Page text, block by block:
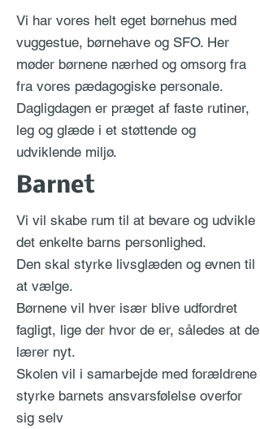
Vi har vores helt eget børnehus med
vuggestue, børnehave og SFO. Her
møder børnene nærhed og omsorg fra
fra vores pædagogiske personale.
Dagligdagen er præget af faste rutiner,
leg og glæde i et støttende og
udviklende miljø.
Barnet
Vi vil skabe rum til at bevare og udvikle
det enkelte barns personlighed.
Den skal styrke livsglæden og evnen til
at vælge.
Børnene vil hver især blive udfordret
fagligt, lige der hvor de er, således at de
lærer nyt.
Skolen vil i samarbejde med forældrene
styrke barnets ansvarsfølelse overfor
sig selv